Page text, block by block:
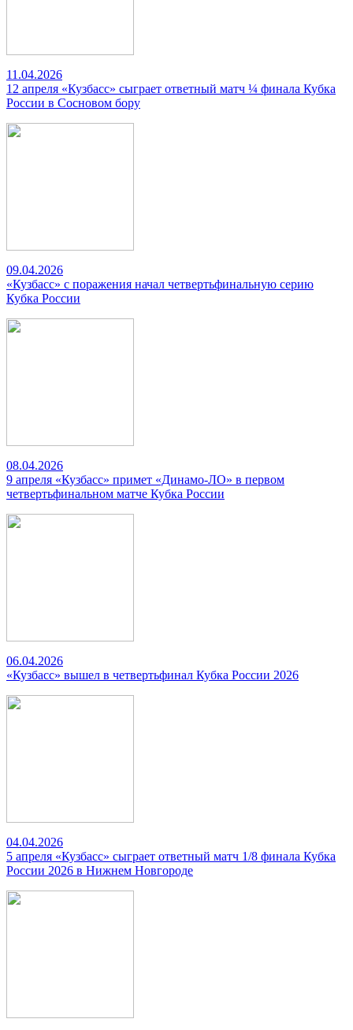
11.04.2026
12 апреля «Кузбасс» сыграет ответный матч ¼ финала Кубка
России в Сосновом бору
09.04.2026
«Кузбасс» с поражения начал четвертьфинальную серию
Кубка России
08.04.2026
9 апреля «Кузбасс» примет «Динамо-ЛО» в первом
четвертьфинальном матче Кубка России
06.04.2026
«Кузбасс» вышел в четвертьфинал Кубка России 2026
04.04.2026
5 апреля «Кузбасс» сыграет ответный матч 1/8 финала Кубка
России 2026 в Нижнем Новгороде